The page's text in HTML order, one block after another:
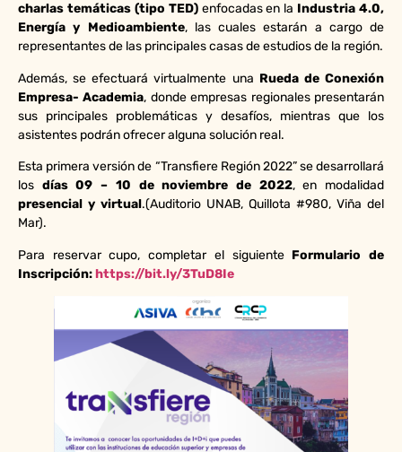
charlas temáticas (tipo TED)enfocadas en la Industria 4.0,
Energía y Medioambiente, las cuales estarán a cargo de
representantes de las principales casas de estudios de la región.
Además, se efectuará virtualmente una Rueda de Conexión
Empresa- Academia, donde empresas regionales presentarán
sus principales problemáticas y desafíos, mientras que los
asistentes podrán ofrecer alguna solución real.
Esta primera versión de “Transfiere Región 2022” se desarrollará
los días 09 – 10 de noviembre de 2022, en modalidad
presencial y virtual.(Auditorio UNAB, Quillota #980, Viña del
Mar).
Para reservar cupo, completar el siguienteFormulario de
Inscripción:https://bit.ly/3TuD8Ie